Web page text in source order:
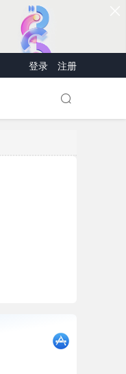
登录 注册